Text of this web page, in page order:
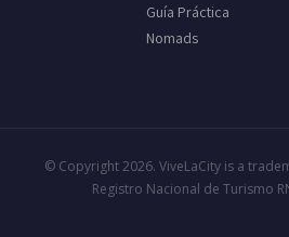
Guía Práctica
Nomads
© Copyright 2026. ViveLaCity is a
Registro Nacional de Turismo